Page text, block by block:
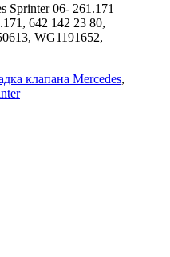
Sprinter 06- 261.171
642 142 23 80,
WG1191652,
клапана Mercedes,